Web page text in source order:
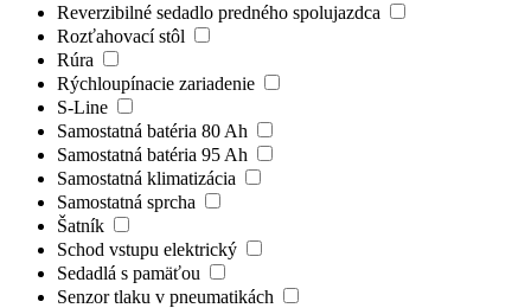
Reverzibilné sedadlo predného spolujazdca
Rozťahovací stôl
Rúra
Rýchloupínacie zariadenie
S-Line
Samostatná batéria 80 Ah
Samostatná batéria 95 Ah
Samostatná klimatizácia
Samostatná sprcha
Šatník
Schod vstupu elektrický
Sedadlá s pamäťou
Senzor tlaku v pneumatikách